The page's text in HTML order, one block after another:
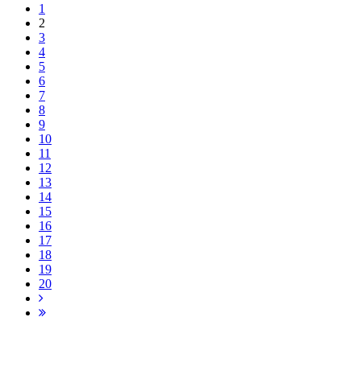
1
2
3
4
5
6
7
8
9
10
11
12
13
14
15
16
17
18
19
20